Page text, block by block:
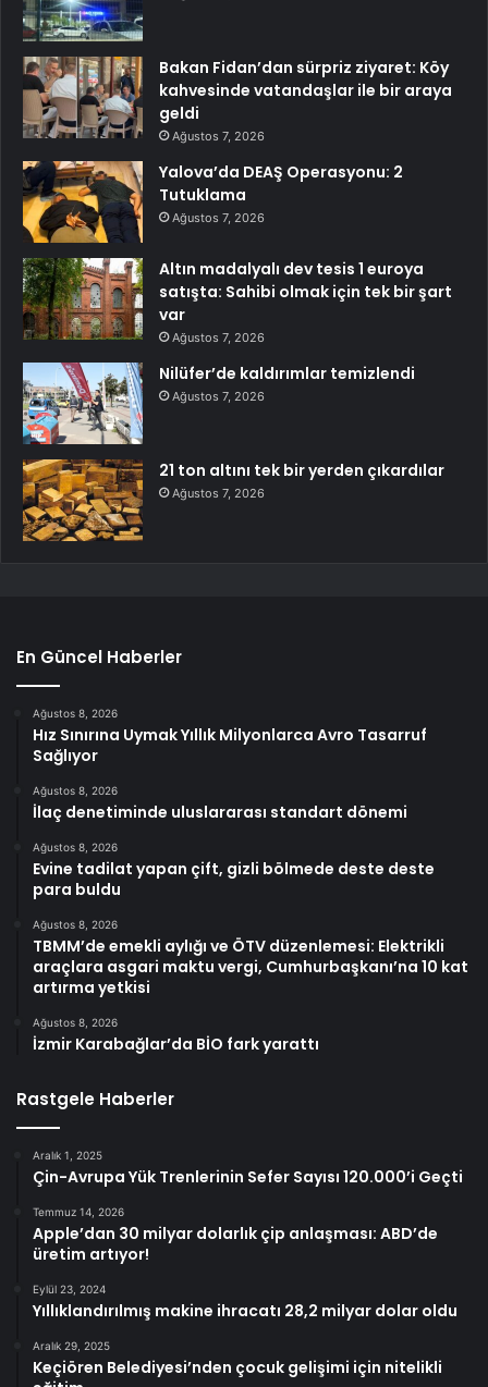
Bakan Fidan’dan sürpriz ziyaret: Köy
kahvesinde vatandaşlar ile bir araya
geldi
Ağustos 7, 2026
Yalova’da DEAŞ Operasyonu: 2
Tutuklama
Ağustos 7, 2026
Altın madalyalı dev tesis 1 euroya
satışta: Sahibi olmak için tek bir şart
var
Ağustos 7, 2026
Nilüfer’de kaldırımlar temizlendi
Ağustos 7, 2026
21 ton altını tek bir yerden çıkardılar
Ağustos 7, 2026
En Güncel Haberler
Ağustos 8, 2026
Hız Sınırına Uymak Yıllık Milyonlarca Avro Tasarruf
Sağlıyor
Ağustos 8, 2026
İlaç denetiminde uluslararası standart dönemi
Ağustos 8, 2026
Evine tadilat yapan çift, gizli bölmede deste deste
para buldu
Ağustos 8, 2026
TBMM’de emekli aylığı ve ÖTV düzenlemesi: Elektrikli
araçlara asgari maktu vergi, Cumhurbaşkanı’na 10 kat
artırma yetkisi
Ağustos 8, 2026
İzmir Karabağlar’da BİO fark yarattı
Rastgele Haberler
Aralık 1, 2025
Çin-Avrupa Yük Trenlerinin Sefer Sayısı 120.000’i Geçti
Temmuz 14, 2026
Apple’dan 30 milyar dolarlık çip anlaşması: ABD’de
üretim artıyor!
Eylül 23, 2024
Yıllıklandırılmış makine ihracatı 28,2 milyar dolar oldu
Aralık 29, 2025
Keçiören Belediyesi’nden çocuk gelişimi için nitelikli